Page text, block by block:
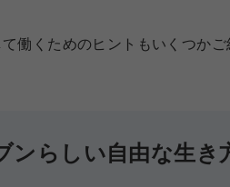
働くためのヒントもいくつか
ンらしい自由な生き